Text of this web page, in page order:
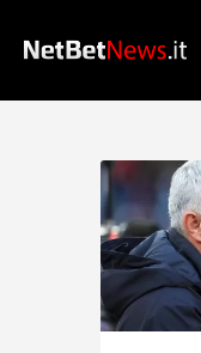
Home
News
Calcio
Basket